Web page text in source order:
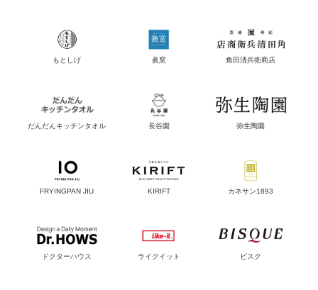
もとしげ 眞窯 角田清兵衛商店
だんだんキッチンタオル 長谷園 弥生陶園
FRYINGPAN JIU KIRIFT カネサン1893
ドクターハウス ライクイット ビスク